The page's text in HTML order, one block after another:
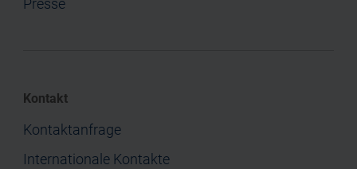
Presse
Kontakt
Kontaktanfrage
Internationale Kontakte